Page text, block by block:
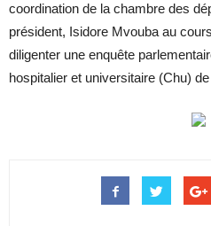
coordination de la chambre des
président, Isidore Mvouba au
diligenter une enquête
hospitalier et universitaire (Chu)